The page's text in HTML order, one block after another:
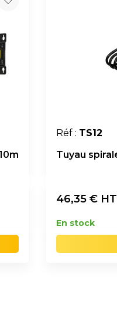
Réf : TS12
Tuyau
46,35 €
En stock